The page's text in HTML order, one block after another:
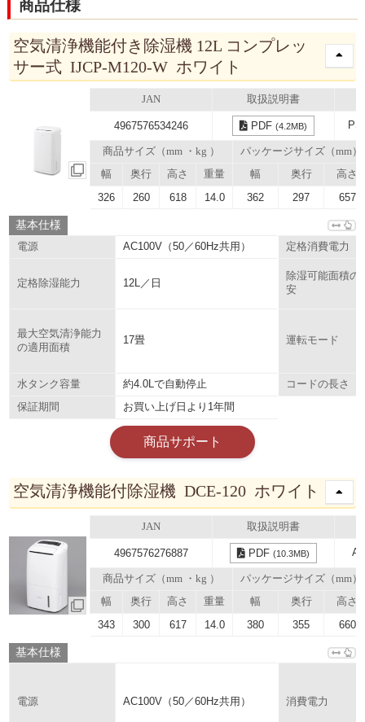
商品仕様
空気清浄機能付き除湿機 12L コンプレッ
サー式 IJCP-M120-W ホワイト
JAN 取扱説明書
4967576534246 PDF(4.2MB)
商品サイズ（mm ・kg ）
パッケージサイズ（mm）
幅
奥行 高さ 重量 幅 奥行 高さ
326 260 618 14.0 362 297 657
基本仕様
電源 AC100V（50／60Hz共用） 定格消費電力
定格除湿能力 12L／日
除湿可能面積の
安
最大空気清浄能力
の適用面積
17畳 運転モード
水タンク容量 約4.0Lで自動停止
コードの長さ
保証期間
お買い上げ日より1年間
商品サポート
空気清浄機能付除湿機 DCE-120 ホワイト
JAN 取扱説明書
4967576276887 PDF(10.3MB)
商品サイズ（mm ・kg ）
パッケージサイズ（mm）
幅
奥行 高さ 重量 幅 奥行 高さ
343 300 617 14.0 380 355 660
基本仕様
電源 AC100V（50／60Hz共用） 消費電力